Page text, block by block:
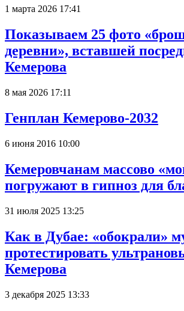
1 марта 2026 17:41
Показываем 25 фото
деревни», вставшей
Кемерова
8 мая 2026 17:11
Генплан Кемерово-2032
6 июня 2016 10:00
Кемеровчанам массово
погружают в гипноз для
31 июля 2025 13:25
Как в Дубае: «обокрали»
протестировать
Кемерова
3 декабря 2025 13:33